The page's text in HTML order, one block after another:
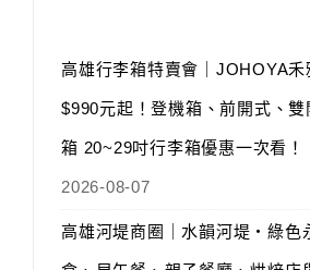
高雄行李箱特賣會｜JOHOYA禾
$990元起！登機箱、前開式、
箱 20~29吋行李箱優惠一次看！
2026-08-07
高雄河堤商圈｜水韻河堤‧綠色